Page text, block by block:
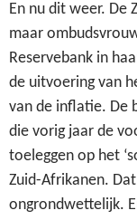
En nu dit weer. De
maar
Reservebank in
de uitvoering van
van de inflatie. De
die vorig jaar de
toeleggen op het
Zuid-Afrikanen.
ongrondwettelijk.